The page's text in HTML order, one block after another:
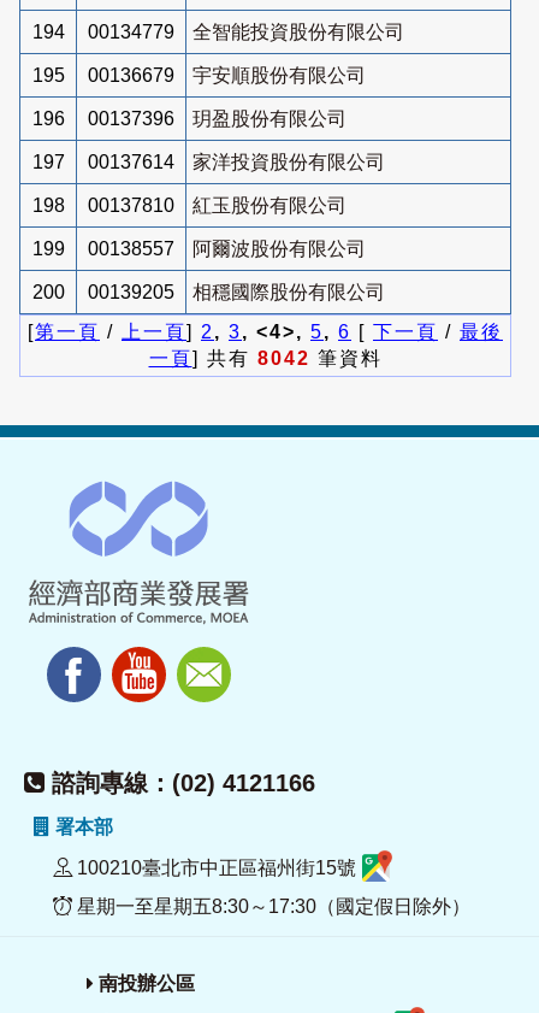
194 00134779 全智能投資股份有限公司
195 00136679 宇安順股份有限公司
196 00137396 玥盈股份有限公司
197 00137614 家洋投資股份有限公司
198 00137810 紅玉股份有限公司
199 00138557 阿爾波股份有限公司
200 00139205
相穩國際股份有限公司
[第一頁 / 上一頁] 2 , 3, <4>, 5, 6 [ 下一頁 / 最後
一頁] 共有 8042 筆資料
諮詢專線：(02) 4121166
署本部
100210臺北市中正區福州街15號
星期一至星期五8:30～17:30（國定假日除外）
南投辦公區